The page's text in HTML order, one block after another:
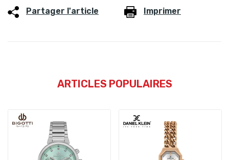
Partager l'article Imprimer
ARTICLES POPULAIRES